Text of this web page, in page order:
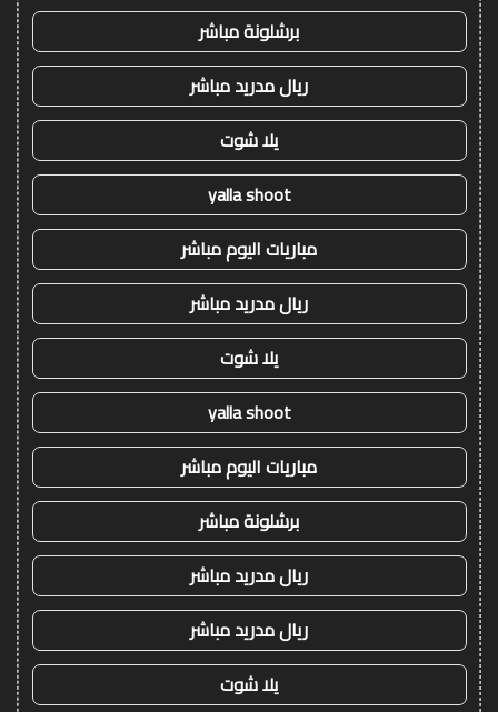
برشلونة مباشر
ريال مدريد مباشر
يلا شوت
yalla shoot
مباريات اليوم مباشر
ريال مدريد مباشر
يلا شوت
yalla shoot
مباريات اليوم مباشر
برشلونة مباشر
ريال مدريد مباشر
ريال مدريد مباشر
يلا شوت